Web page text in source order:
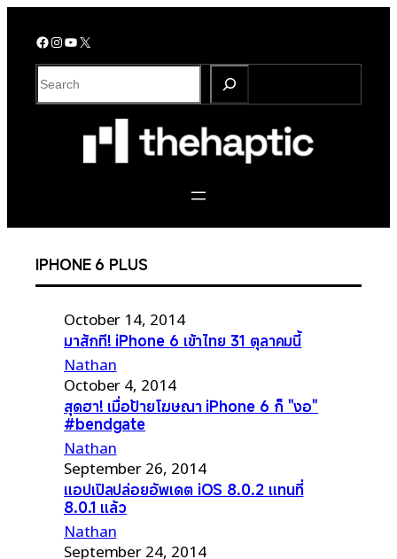
Facebook InstagramYouTube X
S
e
IPHONE 6 PLUS
October 14, 2014
มาสักที! iPhone 6 เข้าไทย 31 ตุลาคมนี้
Nathan
October 4, 2014
สุดฮา! เมื่อป้ายโฆษณา iPhone 6 ก็ "งอ"
#bendgate
Nathan
September 26, 2014
แอปเปิลปล่อยอัพเดต iOS 8.0.2 แทนที่
8.0.1 แล้ว
Nathan
September 24, 2014